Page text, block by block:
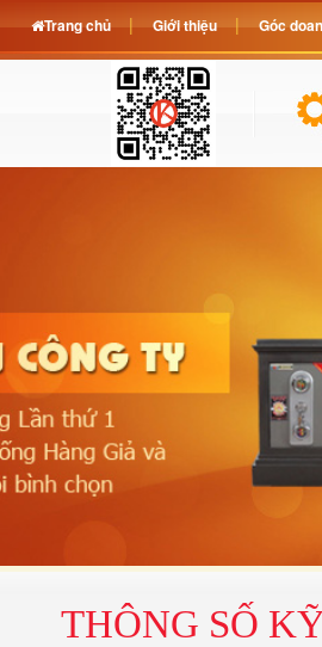
THÔNG SỐ
Trang chủ Giới thiệu Góc